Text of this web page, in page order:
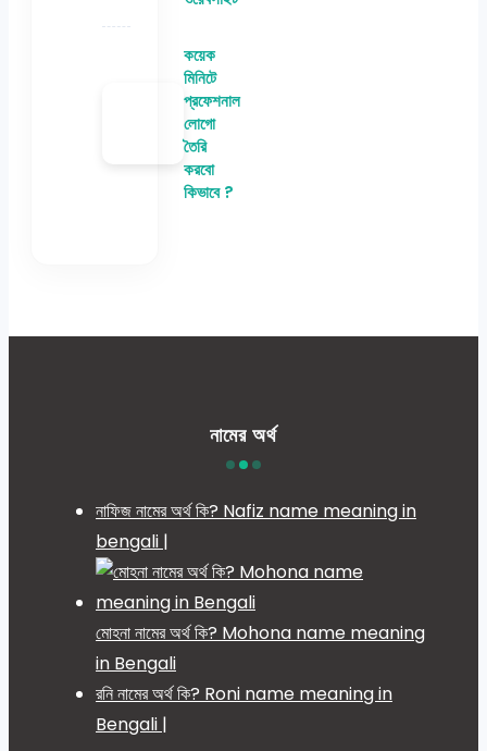
কয়েক
মিনিটে
প্রফেশনাল
লোগো
তৈরি
করবো
কিভাবে ?
নামের অর্থ
নাফিজ নামের অর্থ কি? Nafiz name meaning in
bengali |
মোহনা নামের অর্থ কি? Mohona name meaning
in Bengali
রনি নামের অর্থ কি? Roni name meaning in
Bengali |